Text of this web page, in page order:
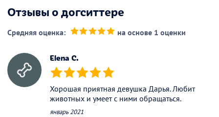
Отзывы о догситтере
Средняя оценка: на основе 1 оценки
Elena C.
(*) (*) (*) (*) (*)
Хорошая приятная девушка Дарья. Любит
животных и умеет с ними обращаться.
январь 2021